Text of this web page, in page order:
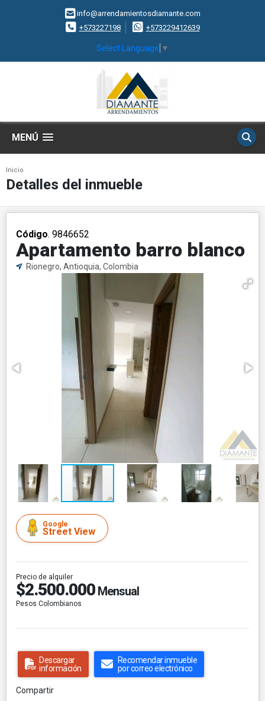
info@arrendamientosdiamante.com
+573227198
+573229412639
Select Language ▼
MENÚ
Inicio
Detalles del inmueble
Código. 9846652
Apartamento barro blanco
Rionegro, Antioquia, Colombia
Google
Street View
Precio de alquiler
$2.500.000 Mensual
Pesos Colombianos
Descargar
información
Recomendar inmueble
por correo electrónico
Compartir